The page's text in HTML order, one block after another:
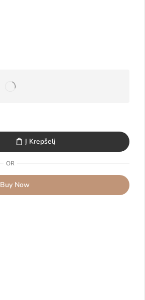
Į Krepšelį
OR
Buy Now